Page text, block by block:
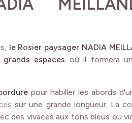
le Rosier paysager NADIA
espaces où il formera
pour habiller les abords
sur une grande longueur. La
des vivaces aux tons bleus ou